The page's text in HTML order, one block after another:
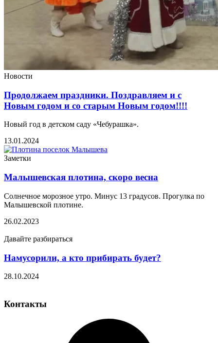
Новости
Продолжаем праздники. Поздравляем и с
Новым годом и со старым Новым годом!!!!
Новый год в детском саду «Чебурашка».
13.01.2024
Заметки
Малышевская плотина, скоро весна
Солнечное морозное утро. Минус 13 градусов. Прогулка по
Малышевской плотине.
26.02.2023
Давайте разбираться
Намусорили, а кто прибирать будет?
28.10.2024
Контакты